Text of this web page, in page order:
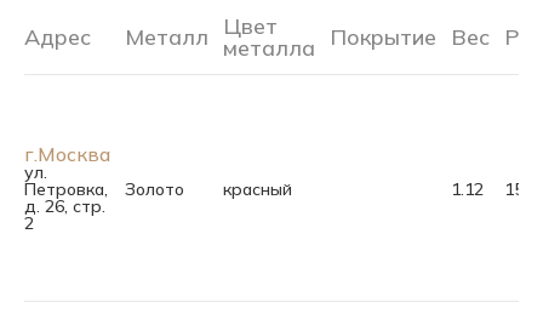
Адрес Металл Цвет
металла Покрытие Вес
г.Москва
ул.
Петровка,
д. 26, стр.
2
Золото красный 1.12 15.5